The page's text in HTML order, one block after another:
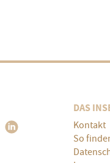
DAS
Kontakt
So